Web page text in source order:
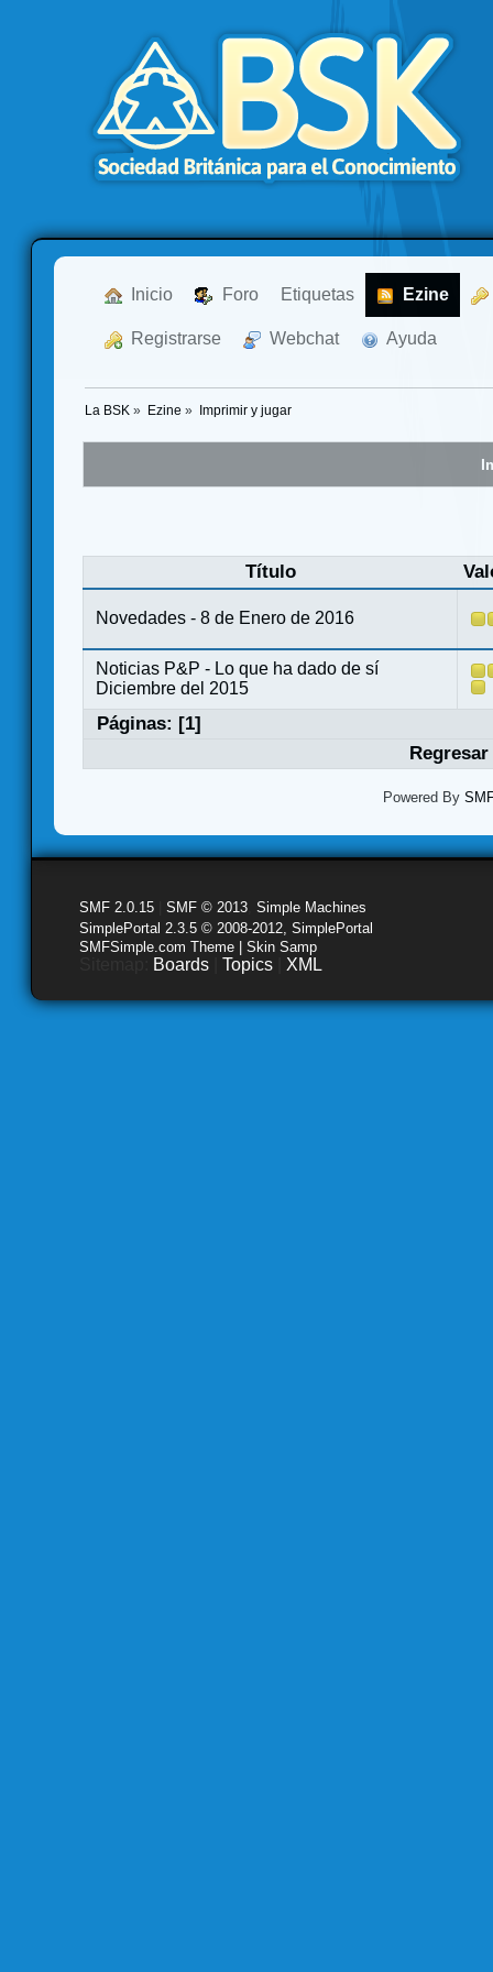
Inicio Foro Etiquetas Ezine
Registrarse Webchat Ayuda
La BSK » Ezine » Imprimir y jugar
Título
Novedades - 8 de Enero de 2016
Noticias P&P - Lo que ha dado de sí
Diciembre del 2015
Páginas: [1]
Powered By
SMF 2.0.15 SMF © 2013 Simple Machines
SimplePortal 2.3.5 © 2008-2012, SimplePortal
SMFSimple.com Theme | Skin Samp
Boards Topics XML